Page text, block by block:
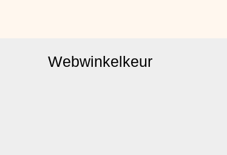
Webwinkelkeur